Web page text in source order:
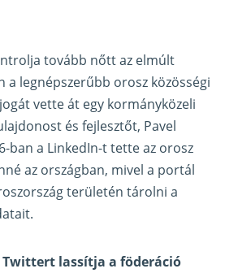
tovább nőtt az elmúlt
a legnépszerűbb orosz közösségi
vette át egy kormányközeli
és fejlesztőt, Pavel
ban a LinkedIn-t tette az orosz
az országban, mivel a portál
területén tárolni a
Twittert lassítja a föderáció